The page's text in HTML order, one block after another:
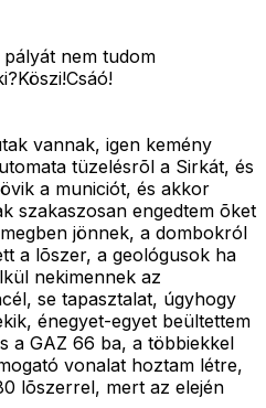
nem tudom
vannak, igen kemény
tüzelésrõl a Sirkát, és
a municiót, és akkor
szakaszosan engedtem õket
jönnek, a dombokról
a lõszer, a geológusok ha
nekimennek az
se tapasztalat, úgyhogy
énegyet-egyet beültettem
a GAZ 66 ba, a többiekkel
vonalat hoztam létre,
lõszerrel, mert az elején